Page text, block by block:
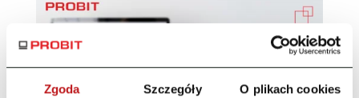
Zgoda Szczegóły O plikach cookies